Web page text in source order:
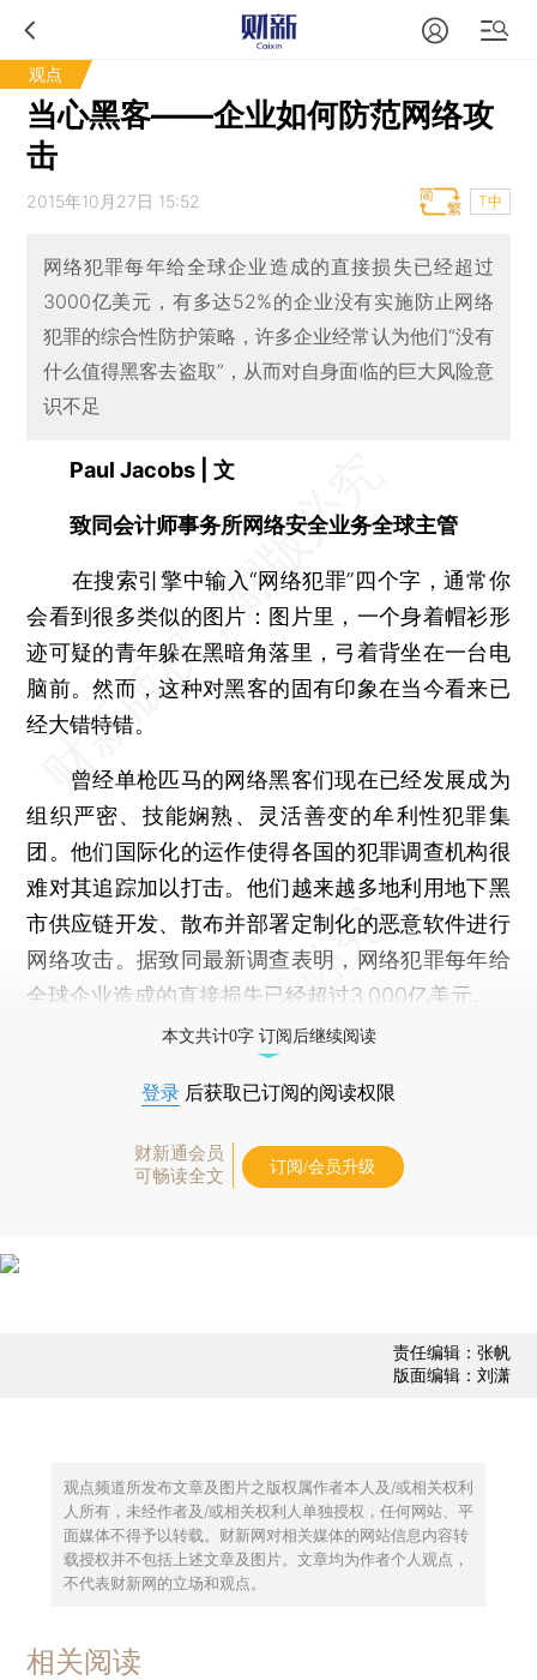
观点
当心黑客——企业如何防范网络攻
击
2015年10月27日 15:52 T中
网络犯罪每年给全球企业造成的直接损失已经超过
3000亿美元，有多达52%的企业没有实施防止网络
犯罪的综合性防护策略，许多企业经常认为他们“没有
什么值得黑客去盗取”，从而对自身面临的巨大风险意
识不足
Paul Jacobs | 文
致同会计师事务所网络安全业务全球主管
在搜索引擎中输入“网络犯罪”四个字，通常你
会看到很多类似的图片：图片里，一个身着帽衫形
迹可疑的青年躲在黑暗角落里，弓着背坐在一台电
脑前。然而，这种对黑客的固有印象在当今看来已
经大错特错。
曾经单枪匹马的网络黑客们现在已经发展成为
组织严密、技能娴熟、灵活善变的牟利性犯罪集
团。他们国际化的运作使得各国的犯罪调查机构很
难对其追踪加以打击。他们越来越多地利用地下黑
市供应链开发、散布并部署定制化的恶意软件进行
网络攻击。据致同最新调查表明，网络犯罪每年给
全球企业造成的直接损失已经超过3,000亿美元。
本文共计0字 订阅后继续阅读
登录 后获取已订阅的阅读权限
财新通会员
可畅读全文
订阅/会员升级
责任编辑：张帆
版面编辑：刘潇
观点频道所发布文章及图片之版权属作者本人及/或相关权利
人所有，未经作者及/或相关权利人单独授权，任何网站、平
面媒体不得予以转载。财新网对相关媒体的网站信息内容转
载授权并不包括上述文章及图片。文章均为作者个人观点，
不代表财新网的立场和观点。
相关阅读